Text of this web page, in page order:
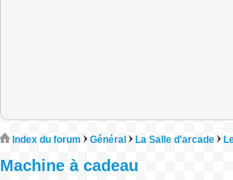
Index du forum Général La Salle d'arcade
Machine à cadeau